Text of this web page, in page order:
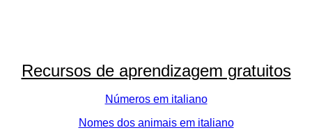
Recursos de aprendizagem gratuitos
Números em italiano
Nomes dos animais em italiano